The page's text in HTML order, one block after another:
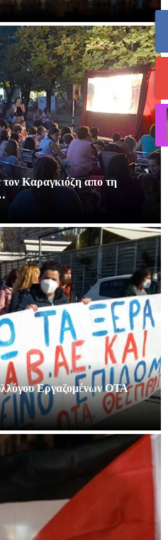
τον Καραγκιόζη απο τη
Εργαζομένων ΟΤΑ